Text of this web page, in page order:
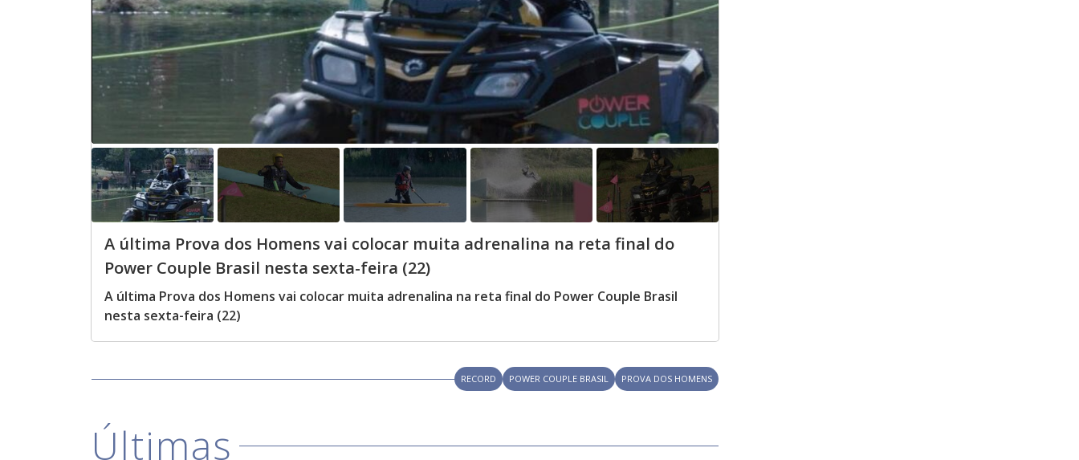
A última Prova dos Homens vai colocar muita adrenalina na reta final do
Power Couple Brasil nesta sexta-feira (22)
A última Prova dos Homens vai colocar muita adrenalina na reta final do Power Couple Brasil
nesta sexta-feira (22)
RECORD POWER COUPLE BRASIL PROVA DOS HOMENS
Últimas